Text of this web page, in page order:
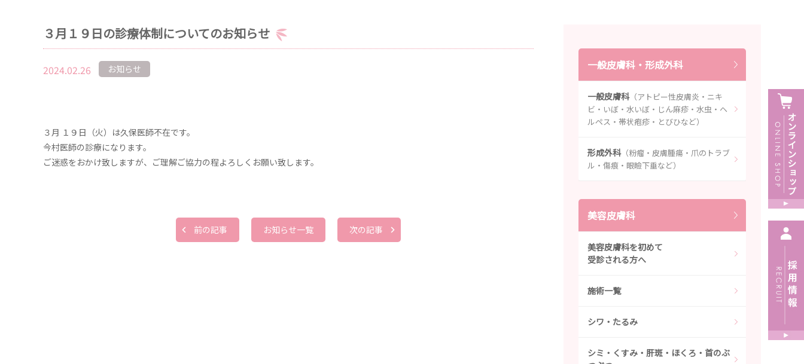
３月１９日の診療体制についてのお知らせ
2024.02.26 お知らせ
３月 １９日（火）は久保医師不在です。
今村医師の診療になります。
ご迷惑をおかけ致しますが、ご理解ご協力の程よろしくお願い致します。
前の記事 お知らせ一覧 次の記事
一般皮膚科・形成外科
一般皮膚科（アトピー性皮膚炎・ニキ
ビ・いぼ・水いぼ・じん麻疹・水虫・ヘ
ルペス・帯状疱疹・とびひなど）
形成外科（粉瘤・皮膚腫瘍・爪のトラブ
ル・傷痕・眼瞼下垂など）
美容皮膚科
美容皮膚科を初めて
受診される方へ
施術一覧
シワ・たるみ
シミ・くすみ・肝斑・ほくろ・首のぶ